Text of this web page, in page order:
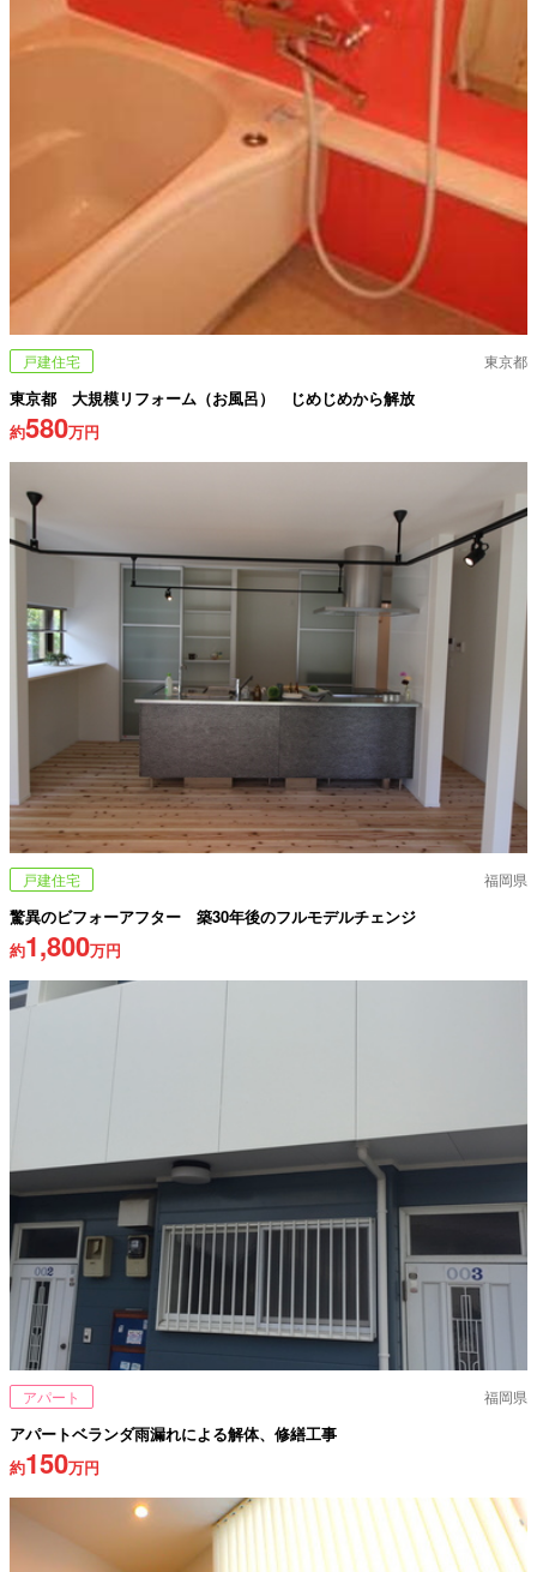
戸建住宅 東京都
東京都 大規模リフォーム（お風呂） じめじめから解放
約580万円
戸建住宅 福岡県
驚異のビフォーアフター 築30年後のフルモデルチェンジ
約1,800万円
アパート 福岡県
アパートベランダ雨漏れによる解体、修繕工事
約150万円